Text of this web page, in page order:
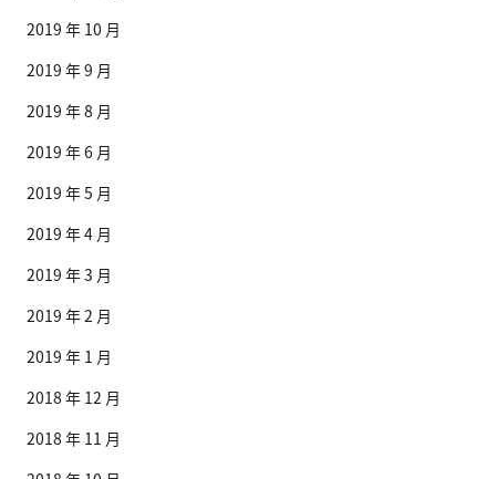
2019 年 10 月
2019 年 9 月
2019 年 8 月
2019 年 6 月
2019 年 5 月
2019 年 4 月
2019 年 3 月
2019 年 2 月
2019 年 1 月
2018 年 12 月
2018 年 11 月